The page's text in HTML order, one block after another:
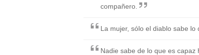
compañero.
La mujer, sólo el diablo sabe lo
Nadie sabe de lo que es capaz